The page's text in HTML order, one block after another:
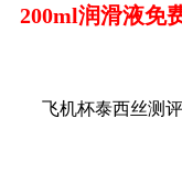
200ml润滑液免
飞机杯泰西丝测评